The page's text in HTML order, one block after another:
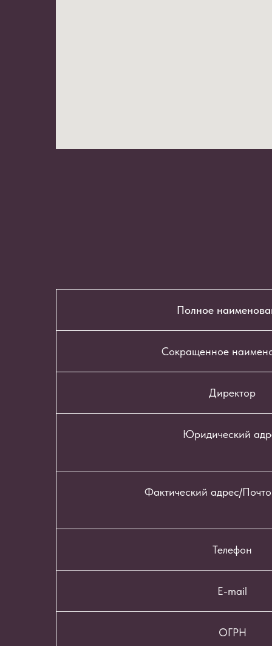
Полное
Сокращенное
Директор
Юридический
Фактический адрес/
Телефон
E-mail
ОГРН